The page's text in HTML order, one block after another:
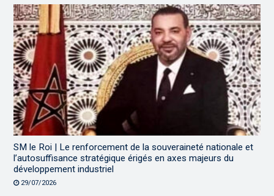
SM le Roi | Le renforcement de la souveraineté nationale et
l’autosuffisance stratégique érigés en axes majeurs du
développement industriel
29/07/2026